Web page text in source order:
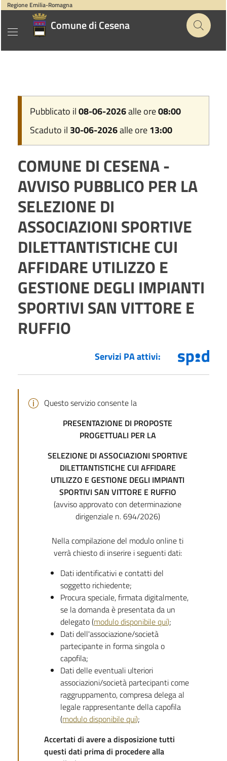
Regione Emilia-Romagna
Comune di Cesena
Pubblicato il08-06-2026alle ore08:00
Scaduto il 30-06-2026alle ore13:00
COMUNE DI CESENA -
AVVISO PUBBLICO PER LA
SELEZIONE DI
ASSOCIAZIONI SPORTIVE
DILETTANTISTICHE CUI
AFFIDARE UTILIZZO E
GESTIONE DEGLI IMPIANTI
SPORTIVI SAN VITTORE E
RUFFIO
Servizi PA attivi:
Questo servizio consente la
PRESENTAZIONE DI PROPOSTE
PROGETTUALI PER LA
SELEZIONE DI ASSOCIAZIONI SPORTIVE
DILETTANTISTICHE CUI AFFIDARE
UTILIZZO E GESTIONE DEGLI IMPIANTI
SPORTIVI SAN VITTORE E RUFFIO
(avviso approvato con determinazione
dirigenziale n. 694/2026)
Nella compilazione del modulo online ti
verrà chiesto di inserire i seguenti dati:
Dati identificativi e contatti del
soggetto richiedente;
Procura speciale, firmata digitalmente,
se la domanda è presentata da un
delegato (modulo disponibile qui);
Dati dell'associazione/società
partecipante in forma singola o
capofila;
Dati delle eventuali ulteriori
associazioni/società partecipanti come
raggruppamento, compresa delega al
legale rappresentante della capofila
(modulo disponibile qui);
Accertati di avere a disposizione tutti
questi dati prima di procedere alla